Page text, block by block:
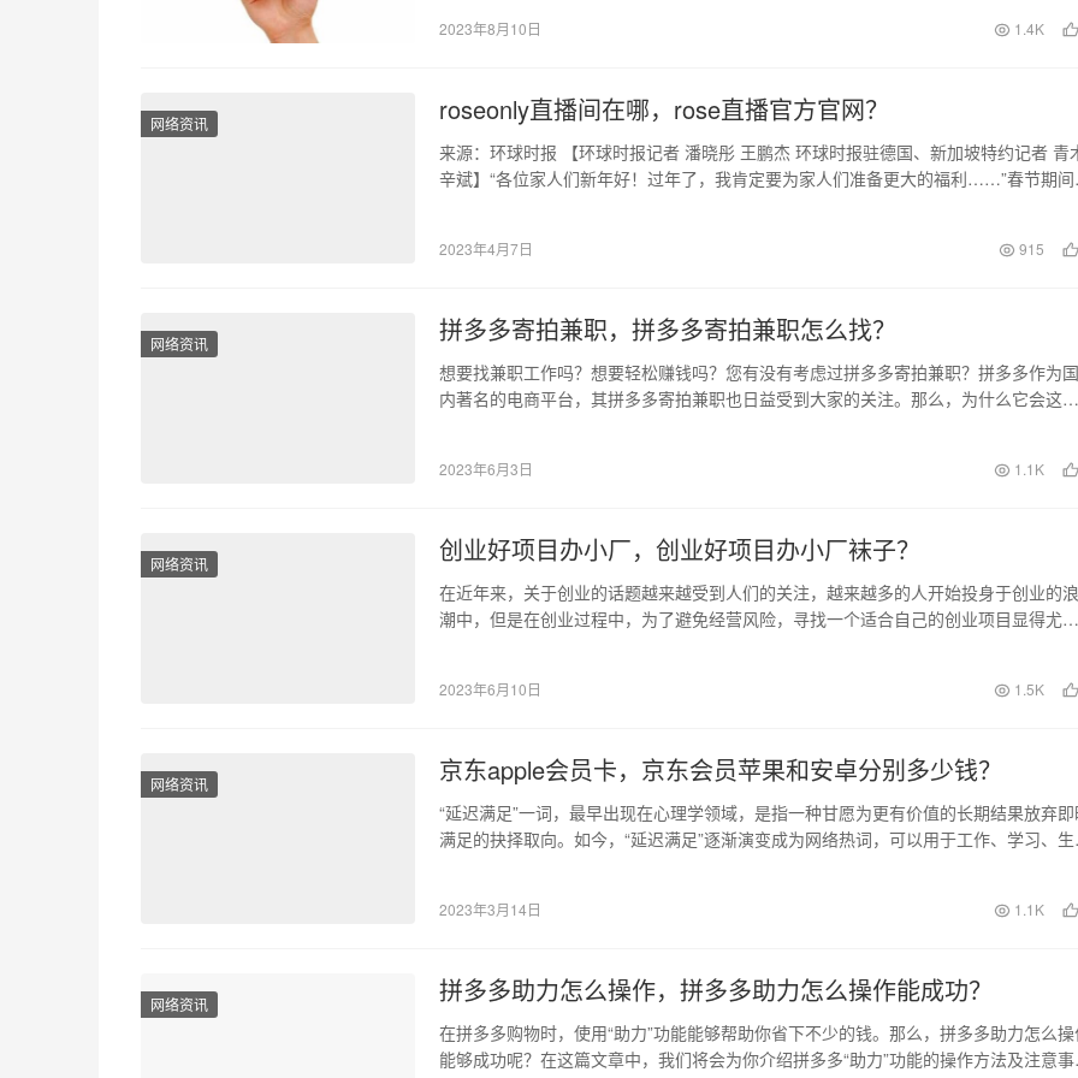
2023年8月10日 1.4K
网络资讯 roseonly直播间在哪，rose直播官方官网？
来源：环球时报 【环球时报记者 潘晓彤 王鹏杰 环球时报驻德国、新加坡特约记者 青
辛斌】“各位家人们新年好！过年了，我肯定要为家人们准备更大的福利……”春节期间
2023年4月7日 915
网络资讯 拼多多寄拍兼职，拼多多寄拍兼职怎么找？
想要找兼职工作吗？想要轻松赚钱吗？您有没有考虑过拼多多寄拍兼职？拼多多作为国
内著名的电商平台，其拼多多寄拍兼职也日益受到大家的关注。那么，为什么它会这样
2023年6月3日 1.1K
网络资讯 创业好项目办小厂，创业好项目办小厂袜子？
在近年来，关于创业的话题越来越受到人们的关注，越来越多的人开始投身于创业的浪
潮中，但是在创业过程中，为了避免经营风险，寻找一个适合自己的创业项目显得尤为
2023年6月10日 1.5K
网络资讯 京东apple会员卡，京东会员苹果和安卓分别多少钱？
“延迟满足”一词，最早出现在心理学领域，是指一种甘愿为更有价值的长期结果放弃
满足的抉择取向。如今，“延迟满足”逐渐演变成为网络热词，可以用于工作、学习、生
2023年3月14日 1.1K
网络资讯 拼多多助力怎么操作，拼多多助力怎么操作能成功？
在拼多多购物时，使用“助力”功能能够帮助你省下不少的钱。那么，拼多多助力怎么
能够成功呢？在这篇文章中，我们将会为你介绍拼多多“助力”功能的操作方法及注意事